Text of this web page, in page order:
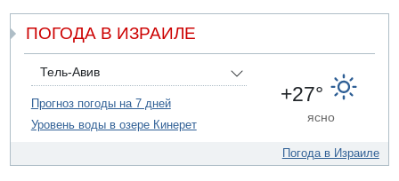
Саудовская Аравия сообщает о нападении хуситов
06.08.2026 13:43
И еще иранские агенты
06.08.2026 13:13
Арестованы двое подозреваемых в стрельбе по
электрической компании
06.08.2026 13:07
ПОГОДА В ИЗРАИЛЕ
Тель-Авив
Прогноз погоды на 7 дней
Уровень воды в озере Кинерет
+27°
ясно
Погода в Израиле